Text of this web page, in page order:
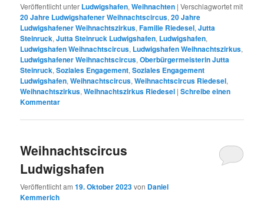
Veröffentlicht unter Ludwigshafen,Weihnachten |Verschlagwortet mit
20 Jahre Ludwigshafener Weihnachtscircus,20 Jahre
Ludwigshafener Weihnachtszirkus,Familie Riedesel,Jutta
Steinruck,Jutta Steinruck Ludwigshafen, Ludwigshafen,
Ludwigshafen Weihnachtscircus, Ludwigshafen Weihnachtszirkus,
Ludwigshafener Weihnachtscircus,Oberbürgermeisterin Jutta
Steinruck,Soziales Engagement,Soziales Engagement
Ludwigshafen,Weihnachtscircus,Weihnachtscircus Riedesel,
Weihnachtszirkus,Weihnachtszirkus Riedesel |Schreibe einen
Kommentar
Weihnachtscircus
Ludwigshafen
Veröffentlicht am19. Oktober 2023von Daniel
Kemmerich